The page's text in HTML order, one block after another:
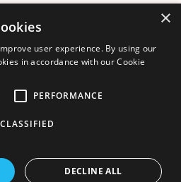
Термо-Олія Для
Що Змінює Колір, Власна
Індивідуальне Замовлення
Thincen Technology Co., Ltd. -
×
user experience. By using our
in accordance with our Cookie
PERFORMANCE
DECLINE ALL